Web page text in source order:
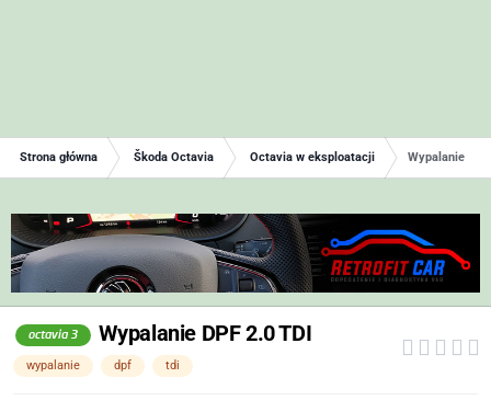
Strona główna Škoda Octavia Octavia w eksploatacji Wypalanie
octavia 3 Wypalanie DPF 2.0 TDI
wypalanie dpf tdi